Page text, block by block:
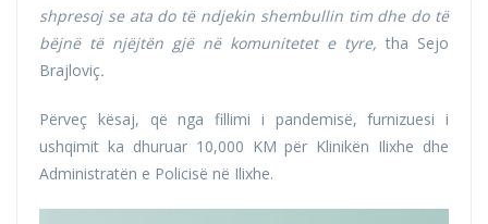
shpresoj se ata do të ndjekin shembullin tim dhe do të
bëjnë të njëjtën gjë në komunitetet e tyre, tha Sejo
Brajloviç.
Përveç kësaj, që nga fillimi i pandemisë, furnizuesi i
ushqimit ka dhuruar 10,000 KM për Klinikën Ilixhe dhe
Administratën e Policisë në Ilixhe.